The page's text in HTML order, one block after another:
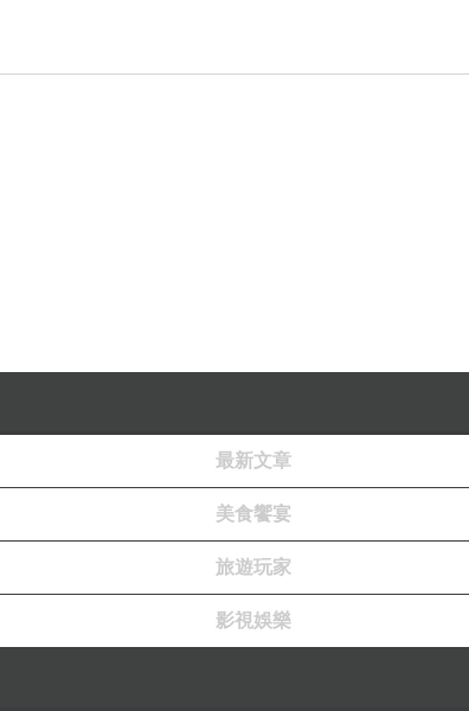
最新文章
美食饗宴
旅遊玩家
影視娛樂